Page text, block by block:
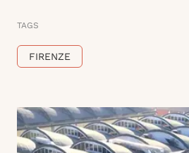
TAGS
FIRENZE